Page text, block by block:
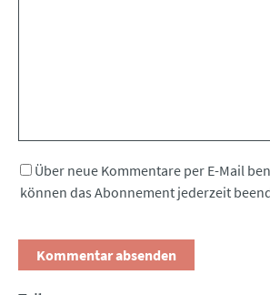
Über neue Kommentare per E-Mail
können das Abonnement jederzeit